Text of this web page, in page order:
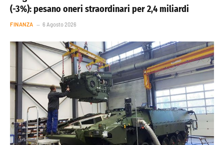
(-3%): pesano oneri straordinari per 2,4 miliardi
FINANZA 6 Agosto 2026